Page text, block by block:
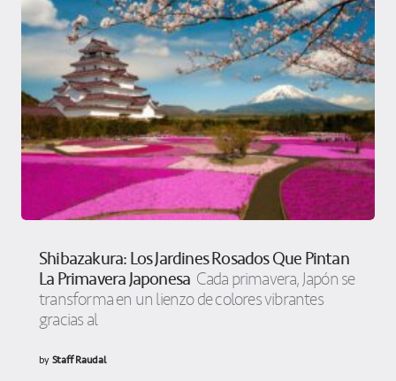
Shibazakura: Los Jardines Rosados Que Pintan
La Primavera Japonesa Cada primavera, Japón se
transforma en un lienzo de colores vibrantes
gracias al
byStaff Raudal